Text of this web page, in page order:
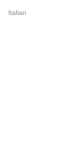
Italian